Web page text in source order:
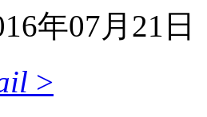
年07月21日
>